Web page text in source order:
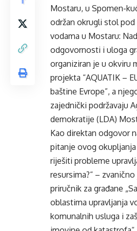
Mostaru, u Spomen-
održan okrugli stol pod
vodama u Mostaru:
odgovornosti i uloga
organiziran je u okviru
projekta “AQUATIK –
baštine Evrope”, a
zajednički podržavaju
demokratije (LDA)
Kao direktan odgovor
pitanje ovog
riješiti probleme
resursima?“ –
priručnik za građane
oblastima upravljanja
komunalnih usluga i